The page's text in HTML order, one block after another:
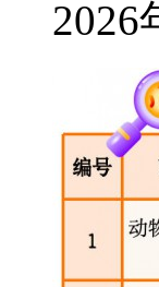
2026